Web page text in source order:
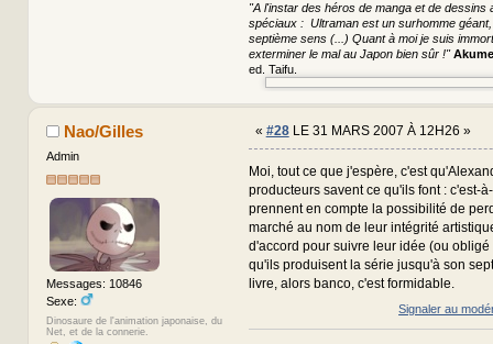
"A l'instar des héros de manga et de dessins
spéciaux : Ultraman est un surhomme
septième sens (...) Quant à moi je suis
exterminer le mal au Japon bien sûr !"
ed. Taifu.
Nao/Gilles
Admin
Messages: 10846
Sexe:
Dinosaure de l'animation japonaise, du
Net, et de la connerie.
« #28LE 31 MARS 2007 À 12H26 »
Moi, tout ce que j'espère, c'est
producteurs savent ce qu'ils font : c'est-
prennent en compte la possibilité de
marché au nom de leur intégrité
d'accord pour suivre leur idée (ou obligé
qu'ils produisent la série jusqu'à son
livre, alors banco, c'est formidable.
Signaler au